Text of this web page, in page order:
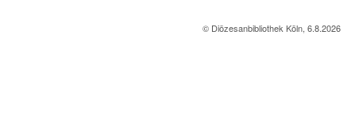
© Diözesanbibliothek Köln, 6.8.2026